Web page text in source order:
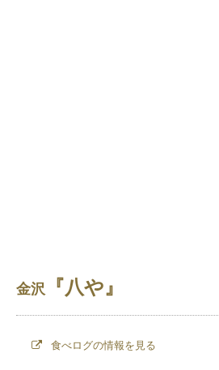
金沢 『八や』
食べログの情報を見る